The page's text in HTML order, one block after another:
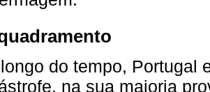
do tempo, Portugal
na sua maioria